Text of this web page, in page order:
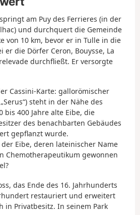
am Puy des Ferrieres (in der
und durchquert die Gemeinde
von 10 km, bevor er in Tulle in die
er die Dörfer Ceron, Bouysse, La
durchfließt. Er versorgte
Cassini-Karte: gallorömischer
steht in der Nähe des
bis 400 Jahre alte Eibe, die
des benachbarten Gebäudes
gepflanzt wurde.
der Eibe, deren lateinischer Name
Chemotherapeutikum gewonnen
das Ende des 16. Jahrhunderts
restauriert und erweitert
in Privatbesitz. In seinem Park